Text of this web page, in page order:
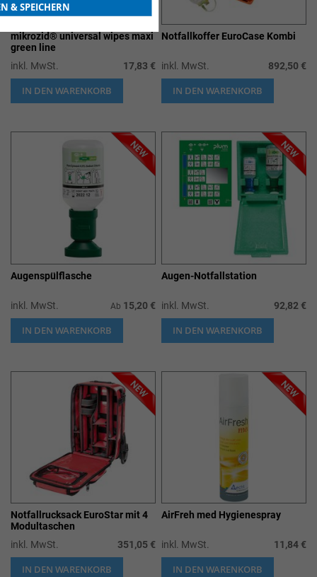
mikrozid® universal wipes maxi
green line
inkl. MwSt.
17,83 €
IN DEN WARENKORB
Notfallkoffer EuroCase Kombi
inkl. MwSt. 892,50 €
IN DEN WARENKORB
Augenspülflasche
inkl. MwSt. Ab 15,20 €
IN DEN WARENKORB
Augen-Notfallstation
inkl. MwSt. 92,82 €
IN DEN WARENKORB
Notfallrucksack EuroStar mit 4
Modultaschen
inkl. MwSt.
351,05 €
IN DEN WARENKORB
AirFreh med Hygienespray
inkl. MwSt. 11,84 €
IN DEN WARENKORB
& SPEICHERN